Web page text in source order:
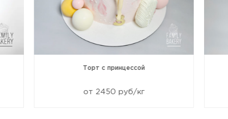
Торт с принцессой
от 2450 руб/кг